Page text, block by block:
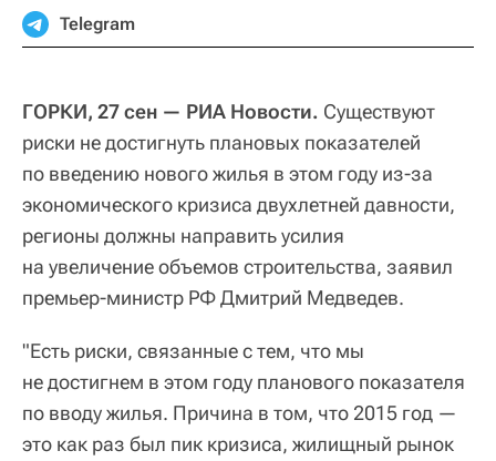
Telegram
ГОРКИ, 27 сен — РИА Новости. Существуют
риски не достигнуть плановых показателей
по введению нового жилья в этом году из-за
экономического кризиса двухлетней давности,
регионы должны направить усилия
на увеличение объемов строительства, заявил
премьер-министр РФ Дмитрий Медведев.
"Есть риски, связанные с тем, что мы
не достигнем в этом году планового показателя
по вводу жилья. Причина в том, что 2015 год —
это как раз был пик кризиса, жилищный рынок